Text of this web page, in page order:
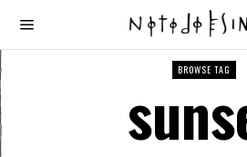
BROWSE TAG